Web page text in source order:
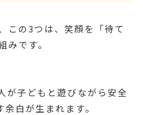
この3つは、笑顔を「待て
みです。
が子どもと遊びながら安全
白が生まれます。